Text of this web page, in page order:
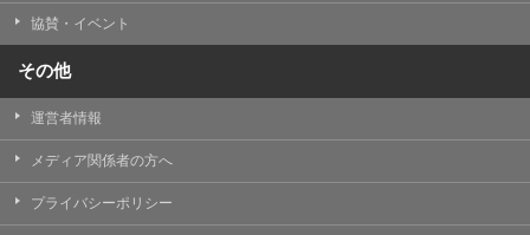
協賛・イベント
その他
運営者情報
メディア関係者の方へ
プライバシーポリシー